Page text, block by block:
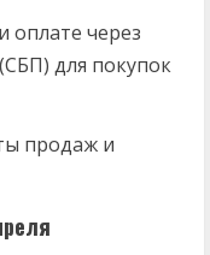
оплате через
для покупок
продаж и